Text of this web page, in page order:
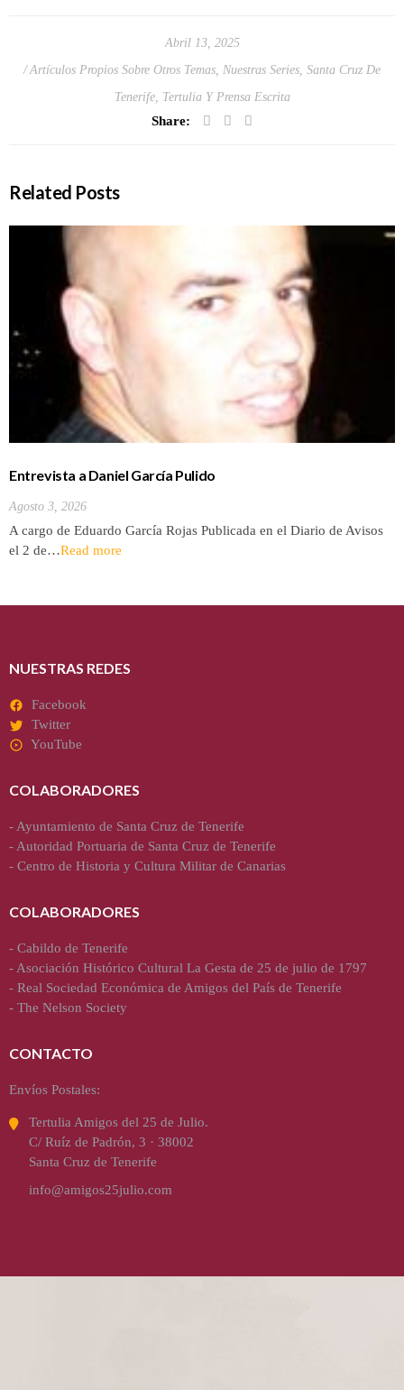
Abril 13, 2025
Artículos Propios Sobre Otros Temas, Nuestras Series, Santa Cruz De
Tenerife, Tertulia Y Prensa Escrita
Share:
Related Posts
Entrevista a Daniel García Pulido
Agosto 3, 2026
A cargo de Eduardo García Rojas Publicada en el Diario de Avisos
el 2 de…Read more
NUESTRAS REDES
Facebook
Twitter
YouTube
COLABORADORES
- Ayuntamiento de Santa Cruz de Tenerife
- Autoridad Portuaria de Santa Cruz de Tenerife
- Centro de Historia y Cultura Militar de Canarias
COLABORADORES
- Cabildo de Tenerife
- Asociación Histórico Cultural La Gesta de 25 de julio de 1797
- Real Sociedad Económica de Amigos del País de Tenerife
- The Nelson Society
CONTACTO
Envíos Postales:
Tertulia Amigos del 25 de Julio.
C/ Ruíz de Padrón, 3 · 38002
Santa Cruz de Tenerife
info@amigos25julio.com